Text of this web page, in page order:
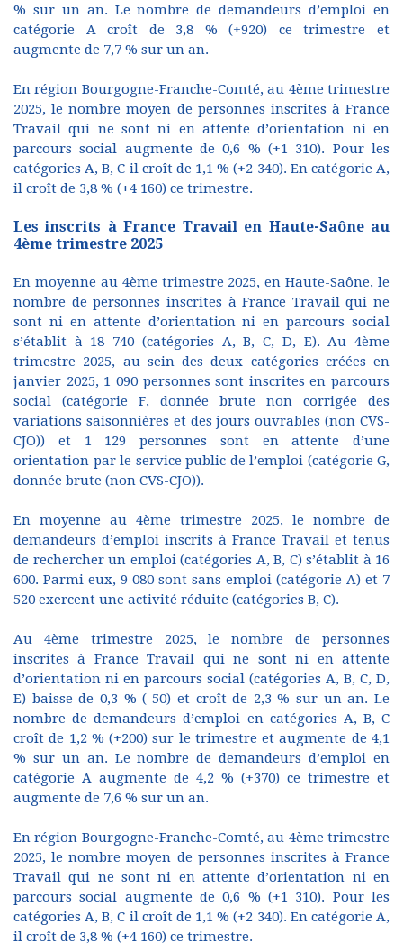
% sur un an. Le nombre de demandeurs d’emploi en
catégorie A croît de 3,8 % (+920) ce trimestre et
augmente de 7,7 % sur un an.
En région Bourgogne-Franche-Comté, au 4ème trimestre
2025, le nombre moyen de personnes inscrites à France
Travail qui ne sont ni en attente d’orientation ni en
parcours social augmente de 0,6 % (+1 310). Pour les
catégories A, B, C il croît de 1,1 % (+2 340). En catégorie A,
il croît de 3,8 % (+4 160) ce trimestre.
Les inscrits à France Travail en Haute-Saône au
4ème trimestre 2025
En moyenne au 4ème trimestre 2025, en Haute-Saône, le
nombre de personnes inscrites à France Travail qui ne
sont ni en attente d’orientation ni en parcours social
s’établit à 18 740 (catégories A, B, C, D, E). Au 4ème
trimestre 2025, au sein des deux catégories créées en
janvier 2025, 1 090 personnes sont inscrites en parcours
social (catégorie F, donnée brute non corrigée des
variations saisonnières et des jours ouvrables (non CVS-
CJO)) et 1 129 personnes sont en attente d’une
orientation par le service public de l’emploi (catégorie G,
donnée brute (non CVS-CJO)).
En moyenne au 4ème trimestre 2025, le nombre de
demandeurs d’emploi inscrits à France Travail et tenus
de rechercher un emploi (catégories A, B, C) s’établit à 16
600. Parmi eux, 9 080 sont sans emploi (catégorie A) et 7
520 exercent une activité réduite (catégories B, C).
Au 4ème trimestre 2025, le nombre de personnes
inscrites à France Travail qui ne sont ni en attente
d’orientation ni en parcours social (catégories A, B, C, D,
E) baisse de 0,3 % (-50) et croît de 2,3 % sur un an. Le
nombre de demandeurs d’emploi en catégories A, B, C
croît de 1,2 % (+200) sur le trimestre et augmente de 4,1
% sur un an. Le nombre de demandeurs d’emploi en
catégorie A augmente de 4,2 % (+370) ce trimestre et
augmente de 7,6 % sur un an.
En région Bourgogne-Franche-Comté, au 4ème trimestre
2025, le nombre moyen de personnes inscrites à France
Travail qui ne sont ni en attente d’orientation ni en
parcours social augmente de 0,6 % (+1 310). Pour les
catégories A, B, C il croît de 1,1 % (+2 340). En catégorie A,
il croît de 3,8 % (+4 160) ce trimestre.